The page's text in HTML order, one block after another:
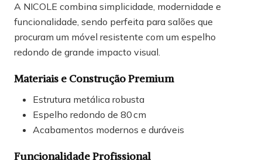
A NICOLE combina simplicidade, modernidade e
funcionalidade, sendo perfeita para salões que
procuram um móvel resistente com um espelho
redondo de grande impacto visual.
Materiais e Construção Premium
Estrutura metálica robusta
Espelho redondo de 80 cm
Acabamentos modernos e duráveis
Funcionalidade Profissional